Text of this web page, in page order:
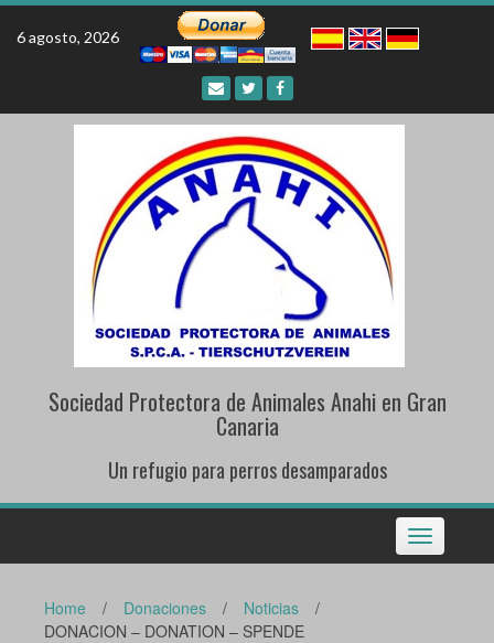
Skip
6 agosto, 2026
Sociedad Protectora de Animales Anahi en Gran
Canaria
Un refugio para perros desamparados
Toggle
navigation
Home / Donaciones / Noticias
/
DONACION – DONATION – SPENDE